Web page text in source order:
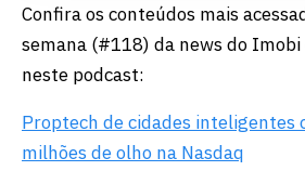
Confira os conteúdos mais
semana (#118) da news do
neste podcast:
Proptech de cidades inteligentes
milhões de olho na Nasdaq